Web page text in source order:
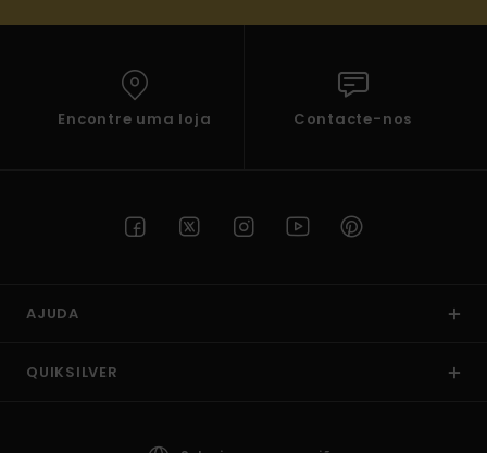
Encontre uma loja Contacte-nos
AJUDA
QUIKSILVER